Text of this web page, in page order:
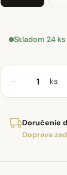
Skladom 24
− ks
Doručenie
Doprava